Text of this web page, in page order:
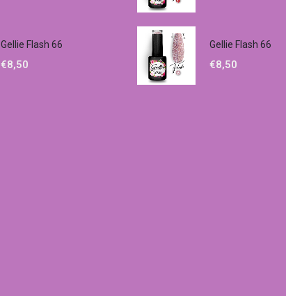
Gellie Flash 66
€8,50
Gellie Flash 66
€8,50